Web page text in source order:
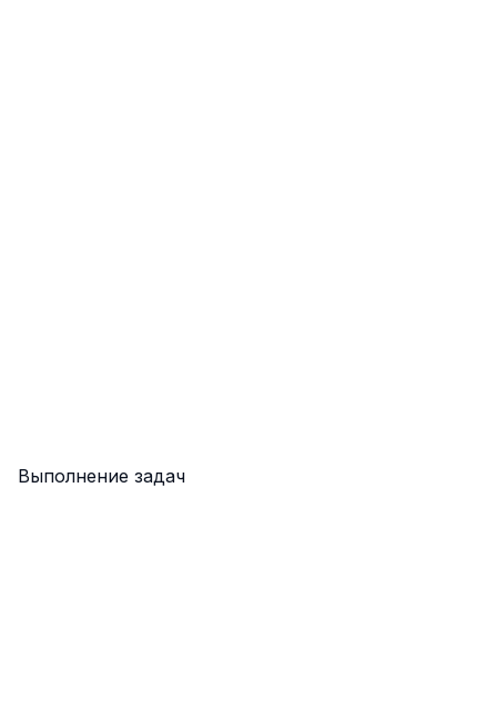
Выполнение задач